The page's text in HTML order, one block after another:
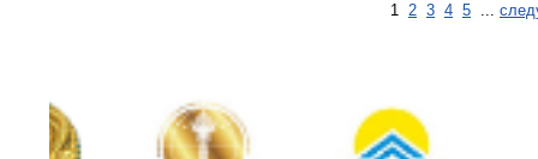
1 2 3 4 5 ...